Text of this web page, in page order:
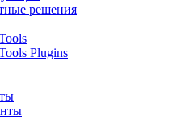
решения
Plugins